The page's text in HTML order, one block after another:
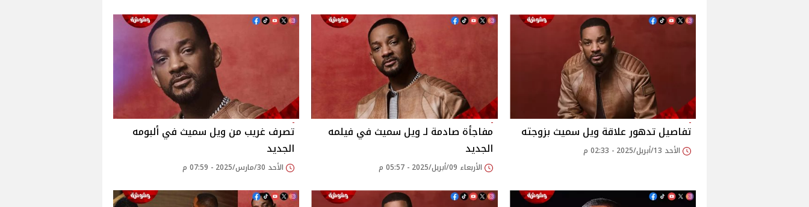
تفاصيل تدهور علاقة ويل سميث بزوجته
الأحد 13/أبريل/2025 - 02:33 م
مفاجأة صادمة لـ ويل سميث في فيلمه
الجديد
الأربعاء 09/أبريل/2025 - 05:57 م
تصرف غريب من ويل سميث في ألبومه
الجديد
الأحد 30/مارس/2025 - 07:59 م